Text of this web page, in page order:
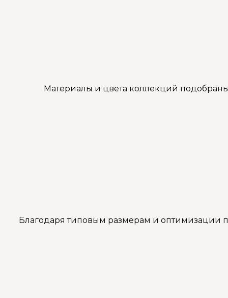
Материалы и цвета коллекций
Благодаря типовым размерам и оптимизации